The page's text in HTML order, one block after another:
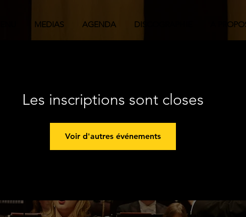
MEDIAS AGENDA DISCOGRAPHIE A
Les inscriptions sont closes
Voir d'autres événements